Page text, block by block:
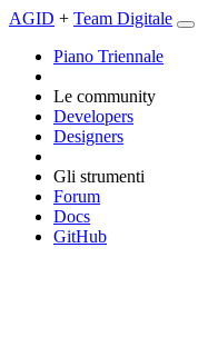
AGID + Team Digitale
Piano Triennale
Le community
Developers
Designers
Gli strumenti
Forum
Docs
GitHub